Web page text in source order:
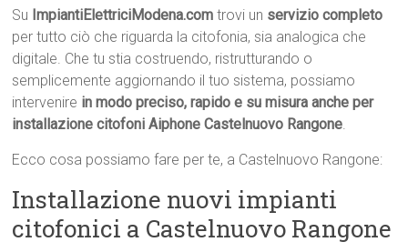
Su ImpiantiElettriciModena.com trovi un servizio completo
per tutto ciò che riguarda la citofonia, sia analogica che
digitale. Che tu stia costruendo, ristrutturando o
semplicemente aggiornando il tuo sistema, possiamo
intervenire in modo preciso, rapido e su misura anche per
installazione citofoni Aiphone Castelnuovo Rangone.
Ecco cosa possiamo fare per te, a Castelnuovo Rangone:
Installazione nuovi impianti
citofonici a Castelnuovo Rangone